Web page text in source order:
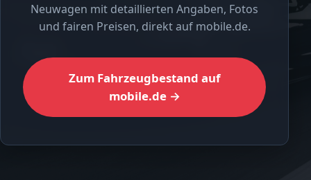
Neuwagen mit detaillierten Angaben, Fotos
und fairen Preisen, direkt auf mobile.de.
Zum Fahrzeugbestand auf
mobile.de →